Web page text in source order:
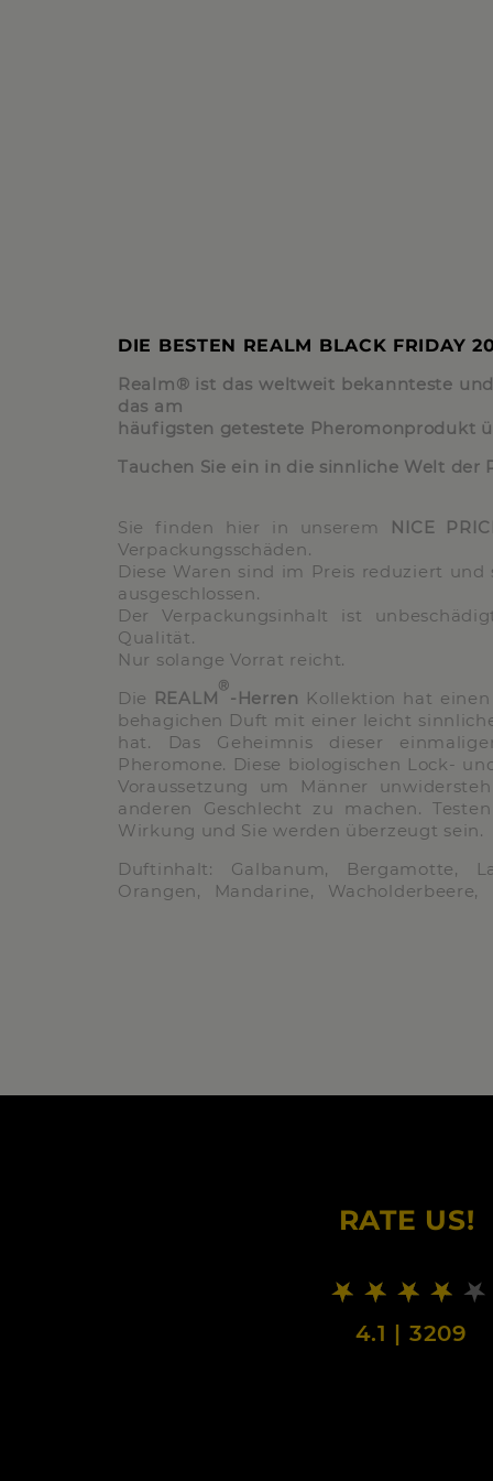
DIE BESTEN REALM BLACK FRIDAY
Realm® ist das weltweit bekannteste
das am
häufigsten getestete Pheromonprodukt
Tauchen Sie ein in die sinnliche Welt der
Sie finden hier in unserem
NICE
Verpackungsschäden.
Diese Waren sind im Preis reduziert
ausgeschlossen.
Der Verpackungsinhalt ist
Qualität.
Nur solange Vorrat reicht.
Die REALM
®
-Herren Kollektion hat
behagichen Duft mit einer leicht
hat. Das Geheimnis dieser
Pheromone. Diese biologischen Lock-
Voraussetzung um Männer
anderen Geschlecht zu machen.
Wirkung und Sie werden überzeugt sein.
Duftinhalt: Galbanum, Bergamotte,
Orangen, Mandarine,
RATE US!
4.1 | 3209